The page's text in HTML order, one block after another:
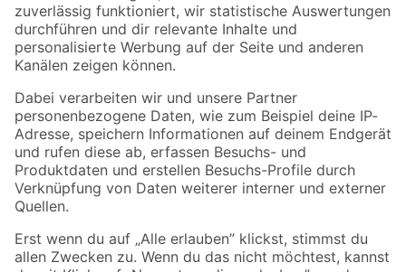
Zur Newsletter Anmeldung
Folge uns
Zahlungsarten Versandarten
Sicher einkaufen